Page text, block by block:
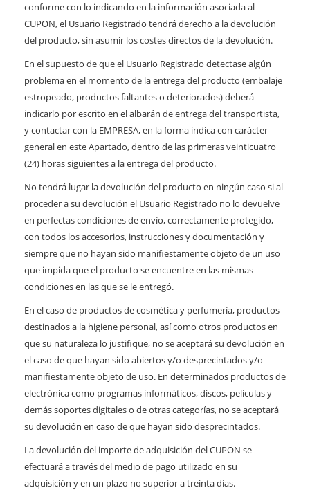
conforme con lo indicando en la información asociada al
CUPON, el Usuario Registrado tendrá derecho a la devolución
del producto, sin asumir los costes directos de la devolución.
En el supuesto de que el Usuario Registrado detectase algún
problema en el momento de la entrega del producto (embalaje
estropeado, productos faltantes o deteriorados) deberá
indicarlo por escrito en el albarán de entrega del transportista,
y contactar con la EMPRESA, en la forma indica con carácter
general en este Apartado, dentro de las primeras veinticuatro
(24) horas siguientes a la entrega del producto.
No tendrá lugar la devolución del producto en ningún caso si al
proceder a su devolución el Usuario Registrado no lo devuelve
en perfectas condiciones de envío, correctamente protegido,
con todos los accesorios, instrucciones y documentación y
siempre que no hayan sido manifiestamente objeto de un uso
que impida que el producto se encuentre en las mismas
condiciones en las que se le entregó.
En el caso de productos de cosmética y perfumería, productos
destinados a la higiene personal, así como otros productos en
que su naturaleza lo justifique, no se aceptará su devolución en
el caso de que hayan sido abiertos y/o desprecintados y/o
manifiestamente objeto de uso. En determinados productos de
electrónica como programas informáticos, discos, películas y
demás soportes digitales o de otras categorías, no se aceptará
su devolución en caso de que hayan sido desprecintados.
La devolución del importe de adquisición del CUPON se
efectuará a través del medio de pago utilizado en su
adquisición y en un plazo no superior a treinta días.